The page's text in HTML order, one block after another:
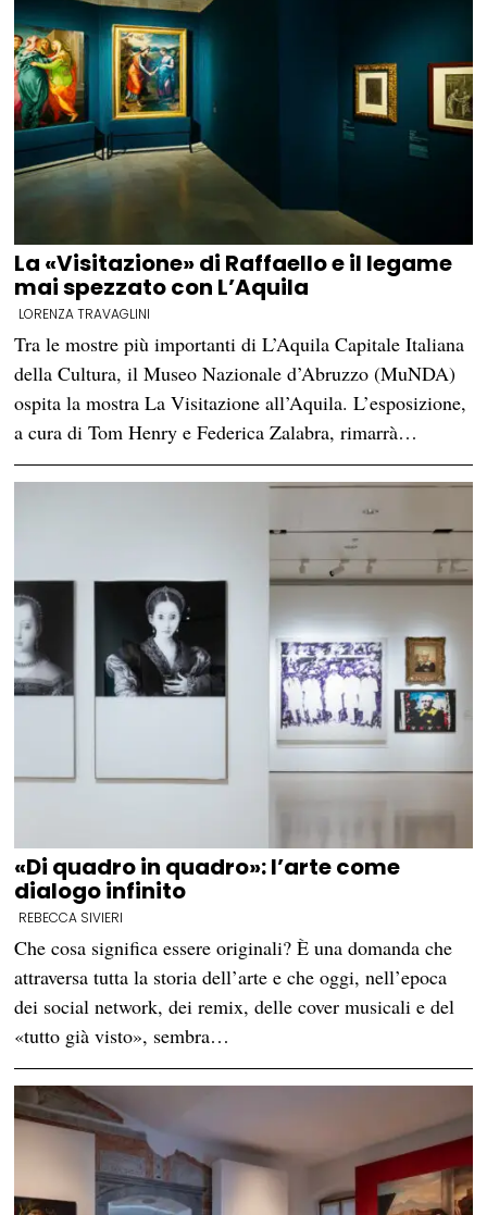
La «Visitazione» di Raffaello e il legame
mai spezzato con L’Aquila
LORENZA TRAVAGLINI
Tra le mostre più importanti di L’Aquila Capitale Italiana
della Cultura, il Museo Nazionale d’Abruzzo (MuNDA)
ospita la mostra La Visitazione all’Aquila. L’esposizione,
a cura di Tom Henry e Federica Zalabra, rimarrà…
«Di quadro in quadro»: l’arte come
dialogo infinito
REBECCA SIVIERI
Che cosa significa essere originali? È una domanda che
attraversa tutta la storia dell’arte e che oggi, nell’epoca
dei social network, dei remix, delle cover musicali e del
«tutto già visto», sembra…